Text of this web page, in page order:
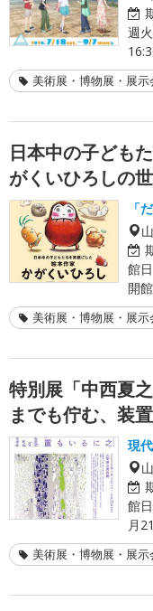
週
美術展・博物展・展示
日本中の子ども
がくいひろしの
「
館
開
美術展・博物展・展示
特別展「中西夏
までも佇む、装置
現
館
月
美術展・博物展・展示